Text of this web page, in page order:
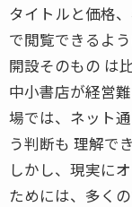
タイトルと価格
で閲覧できるよ
開設そのもの は
中小書店が経営
場では、ネット
う判断も 理解でき
しかし、現実に
ためには、多く